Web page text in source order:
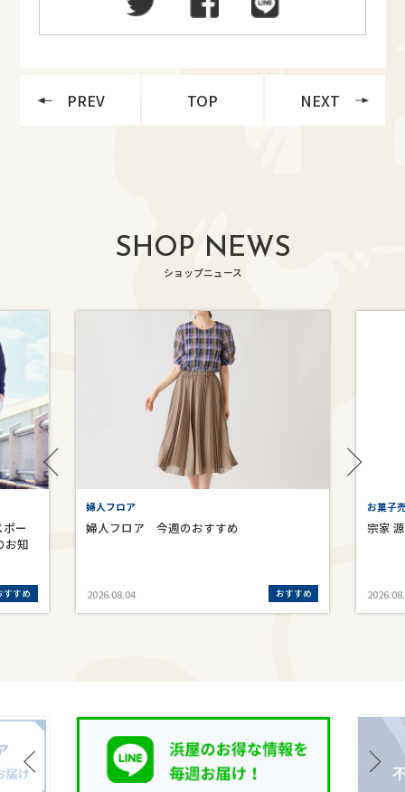
PREV TOP NEXT
SHOP NEWS
ショップニュース
ー
お知
すすめ
婦人フロア
婦人フロア 今週のおすすめ
2026.08.04 おすすめ
お菓子
宗家